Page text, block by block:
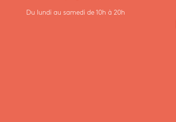
Du lundi au samedi de 10h à 20h